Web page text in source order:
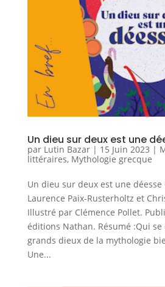
Un dieu sur deux est une
par Lutin Bazar| 15 Juin 2023 |
littéraires, Mythologie grecque
Un dieu sur deux est une
Laurence Paix-Rusterholtz et
Illustré par Clémence Pollet.
éditions Nathan. Résumé :Qui
grands dieux de la mythologie
Une...